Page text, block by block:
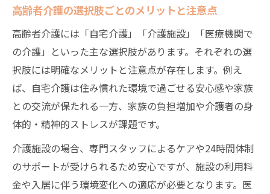
高齢者介護の選択肢ごとのメリットと注意点
高齢者介護には「自宅介護」「介護施設」「医療機関で
の介護」といった主な選択肢があります。それぞれの選
択肢には明確なメリットと注意点が存在します。例え
ば、自宅介護は住み慣れた環境で過ごせる安心感や家族
との交流が保たれる一方、家族の負担増加や介護者の身
体的・精神的ストレスが課題です。
介護施設の場合、専門スタッフによるケアや24時間体制
のサポートが受けられるため安心ですが、施設の利用料
金や入居に伴う環境変化への適応が必要となります。医